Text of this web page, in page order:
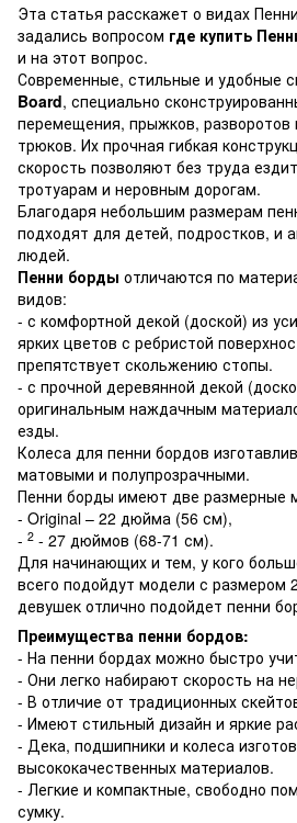
Эта статья расскажет о видах
задались вопросом где купить
и на этот вопрос.
Современные, стильные и удобные
Board, специально
перемещения, прыжков, разворотов
трюков. Их прочная гибкая
скорость позволяют без труда
тротуарам и неровным дорогам.
Благодаря небольшим размерам
подходят для детей, подростков, и
людей.
Пенни борды отличаются по
видов:
- с комфортной декой (доской) из
ярких цветов с ребристой
препятствует скольжению стопы.
- с прочной деревянной декой
оригинальным наждачным
езды.
Колеса для пенни бордов
матовыми и полупрозрачными.
Пенни борды имеют две размерные
- Original – 22 дюйма (56 см),
- 2 - 27 дюймов (68-71 см).
Для начинающих и тем, у кого
всего подойдут модели с
девушек отлично подойдет пенни
Преимущества пенни бордов:
- На пенни бордах можно быстро
- Они легко набирают скорость на
- В отличие от традиционных
- Имеют стильный дизайн и яркие
- Дека, подшипники и колеса
высококачественных материалов.
- Легкие и компактные, свободно
сумку.